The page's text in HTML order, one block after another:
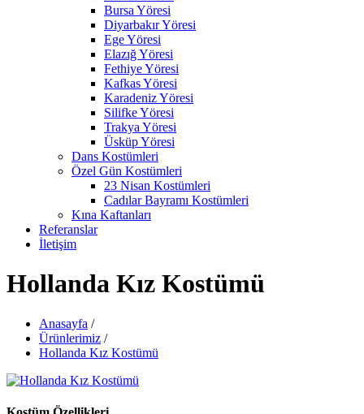
Bursa Yöresi
Diyarbakır Yöresi
Ege Yöresi
Elazığ Yöresi
Fethiye Yöresi
Kafkas Yöresi
Karadeniz Yöresi
Silifke Yöresi
Trakya Yöresi
Üsküp Yöresi
Dans Kostümleri
Özel Gün Kostümleri
23 Nisan Kostümleri
Cadılar Bayramı Kostümleri
Kına Kaftanları
Referanslar
İletişim
Hollanda Kız Kostümü
Anasayfa /
Ürünlerimiz /
Hollanda Kız Kostümü